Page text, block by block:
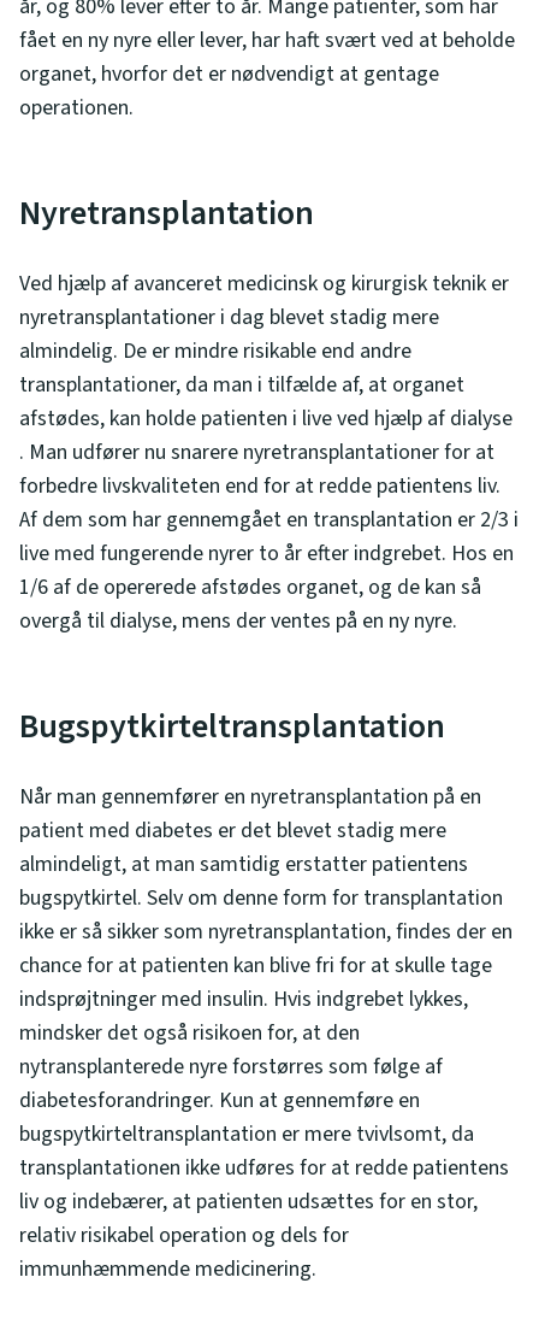
år, og 80% lever efter to år. Mange patienter, som har
fået en ny nyre eller lever, har haft svært ved at beholde
organet, hvorfor det er nødvendigt at gentage
operationen.
Nyretransplantation
Ved hjælp af avanceret medicinsk og kirurgisk teknik er
nyretransplantationer i dag blevet stadig mere
almindelig. De er mindre risikable end andre
transplantationer, da man i tilfælde af, at organet
afstødes, kan holde patienten i live ved hjælp af dialyse
. Man udfører nu snarere nyretransplantationer for at
forbedre livskvaliteten end for at redde patientens liv.
Af dem som har gennemgået en transplantation er 2/3 i
live med fungerende nyrer to år efter indgrebet. Hos en
1/6 af de opererede afstødes organet, og de kan så
overgå til dialyse, mens der ventes på en ny nyre.
Bugspytkirteltransplantation
Når man gennemfører en nyretransplantation på en
patient med diabetes er det blevet stadig mere
almindeligt, at man samtidig erstatter patientens
bugspytkirtel. Selv om denne form for transplantation
ikke er så sikker som nyretransplantation, findes der en
chance for at patienten kan blive fri for at skulle tage
indsprøjtninger med insulin. Hvis indgrebet lykkes,
mindsker det også risikoen for, at den
nytransplanterede nyre forstørres som følge af
diabetesforandringer. Kun at gennemføre en
bugspytkirteltransplantation er mere tvivlsomt, da
transplantationen ikke udføres for at redde patientens
liv og indebærer, at patienten udsættes for en stor,
relativ risikabel operation og dels for
immunhæmmende medicinering.